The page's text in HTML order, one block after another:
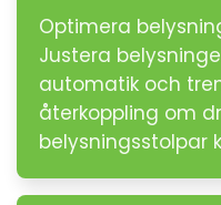
Optimera
Justera
automatik och
återkoppling om
belysningsstolpar